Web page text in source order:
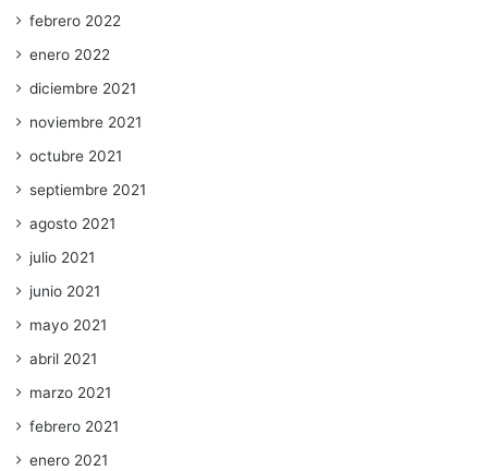
febrero 2022
enero 2022
diciembre 2021
noviembre 2021
octubre 2021
septiembre 2021
agosto 2021
julio 2021
junio 2021
mayo 2021
abril 2021
marzo 2021
febrero 2021
enero 2021